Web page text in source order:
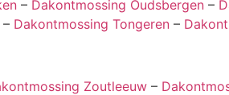
– Dakontmossing Oudsbergen –
– Dakontmossing Tongeren –
Zoutleeuw –